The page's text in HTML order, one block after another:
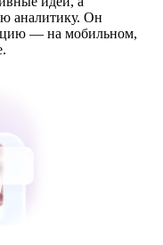
аналитику. Он
— на мобильном,